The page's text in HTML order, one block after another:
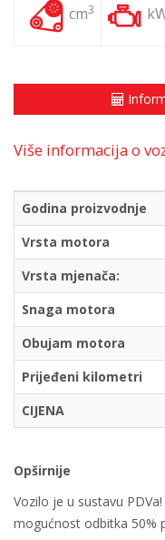
cm3
Više informacija o
Godina proizvodnje
Vrsta motora
Vrsta mjenača:
Snaga motora
Obujam motora
Prijeđeni kilometri
CIJENA
Opširnije
Vozilo je u sustavu
mogućnost odbitka 50%